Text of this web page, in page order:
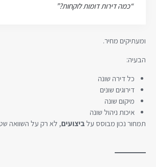
“כמה דירות דומות לוקחות?”
ומעתיקים מחיר.
הבעיה:
כל דירה שונה
דירוגים שונים
מיקום שונה
איכות ניהול שונה
תמחור נכון מבוסס עלביצועים, לא רק על השוואה